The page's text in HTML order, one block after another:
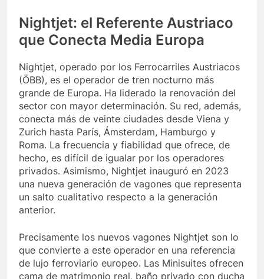
Nightjet: el Referente Austriaco
que Conecta Media Europa
Nightjet, operado por los Ferrocarriles Austriacos
(ÖBB), es el operador de tren nocturno más
grande de Europa. Ha liderado la renovación del
sector con mayor determinación. Su red, además,
conecta más de veinte ciudades desde Viena y
Zurich hasta París, Ámsterdam, Hamburgo y
Roma. La frecuencia y fiabilidad que ofrece, de
hecho, es difícil de igualar por los operadores
privados. Asimismo, Nightjet inauguró en 2023
una nueva generación de vagones que representa
un salto cualitativo respecto a la generación
anterior.
Precisamente los nuevos vagones Nightjet son lo
que convierte a este operador en una referencia
de lujo ferroviario europeo. Las Minisuites ofrecen
cama de matrimonio real, baño privado con ducha